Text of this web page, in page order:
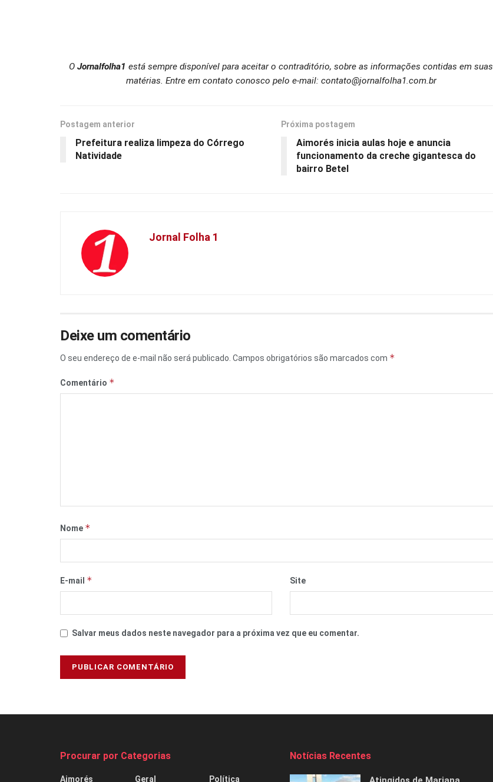
O Jornalfolha1 está sempre disponível para aceitar o contraditório, sobre as informações contidas em suas
matérias. Entre em contato conosco pelo e-mail: contato@jornalfolha1.com.br
Postagem anterior
Prefeitura realiza limpeza do Córrego
Natividade
Próxima postagem
Aimorés inicia aulas hoje e anuncia
funcionamento da creche gigantesca do
bairro Betel
Jornal Folha 1
Deixe um comentário
O seu endereço de e-mail não será publicado. Campos obrigatórios são marcados com *
Comentário *
Nome *
E-mail * Site
Salvar meus dados neste navegador para a próxima vez que eu comentar.
Procurar por Categorias
Aimorés Geral Política
Notícias Recentes